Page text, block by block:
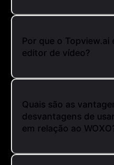
Por que o Topview.ai
editor de vídeo?
Quais são as
desvantagens de
em relação ao